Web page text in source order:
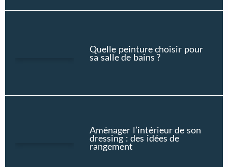
Quelle peinture choisir pour
sa salle de bains ?
Aménager l’intérieur de son
dressing : des idées de
rangement